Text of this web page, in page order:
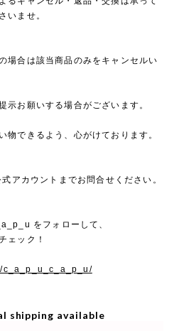
いませ。
場合は該当商品のみをキャンセルい
示お願いする場合がございます。
物できるよう、心がけております。
アカウントまでお問合せください。
をフォローして、
ェック！
c_a_p_u_c_a_p_u/
shipping available